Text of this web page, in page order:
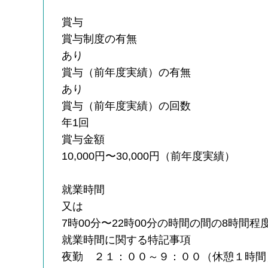
賞与
賞与制度の有無
あり
賞与（前年度実績）の有無
あり
賞与（前年度実績）の回数
年1回
賞与金額
10,000円〜30,000円（前年度実績）
就業時間
又は
7時00分〜22時00分の時間の間の8時間程
就業時間に関する特記事項
夜勤 ２１：００～９：００（休憩１時間